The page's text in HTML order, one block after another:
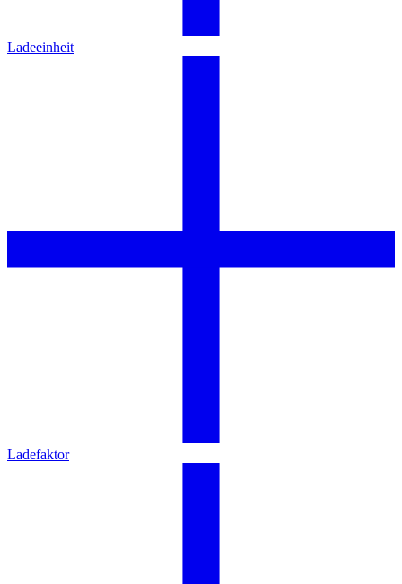
Ladeeinheit
Ladefaktor